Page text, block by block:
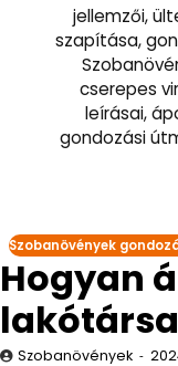
jellemzői,
szapítása,
cserepes
leírásai,
gondozási
Szobanövények
Hogyan
Szobanövények